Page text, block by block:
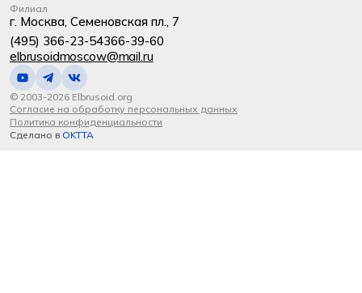
Филиал
г. Москва, Семеновская пл., 7
(495) 366-23-54366-39-60
elbrusoidmoscow@mail.ru
© 2003-2026 Elbrusoid.org
Согласие на обработку персональных данных
Политика конфиденциальности
Сделано в OKTTA